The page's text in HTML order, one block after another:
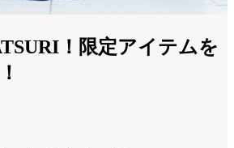
！限定アイテムを